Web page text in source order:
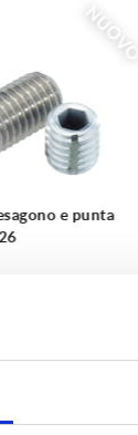
di chiusura in
con collare ed